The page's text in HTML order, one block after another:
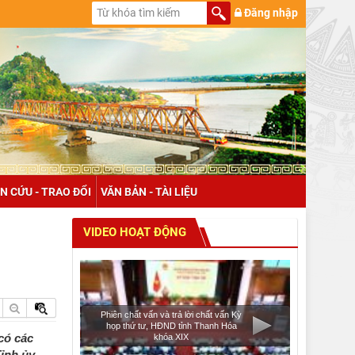
Đăng nhập
CỨU - TRAO ĐỔI VĂN BẢN - TÀI LIỆU
các
VIDEO HOẠT ĐỘNG
Phiên chất vấn và trả lời chất vấn Kỳ
họp thứ tư, HĐND tỉnh Thanh Hóa
khóa XIX